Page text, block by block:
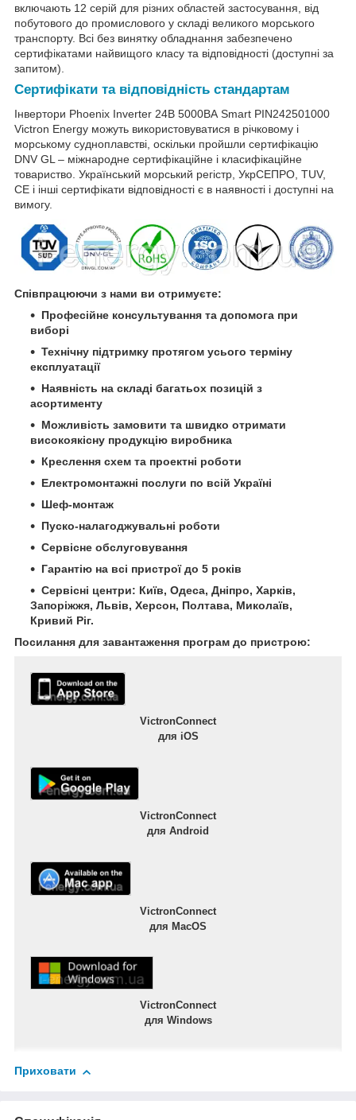
включають 12 серій для різних областей застосування, від
побутового до промислового у складі великого морського
транспорту. Всі без винятку обладнання забезпечено
сертифікатами найвищого класу та відповідності (доступні за
запитом).
Сертифікати та відповідність стандартам
Інвертори Phoenix Inverter 24В 5000ВА Smart PIN242501000
Victron Energy можуть використовуватися в річковому і
морському судноплавстві, оскільки пройшли сертифікацію
DNV GL – міжнародне сертифікаційне і класифікаційне
товариство. Український морський регістр, УкрСЕПРО, TUV,
CE і інші сертифікати відповідності є в наявності і доступні на
вимогу.
Співпрацюючи з нами ви отримуєте:
Професійне консультування та допомога при
виборі
Технічну підтримку протягом усього терміну
експлуатації
Наявність на складі багатьох позицій з
асортименту
Можливість замовити та швидко отримати
високоякісну продукцію виробника
Креслення схем та проектні роботи
Електромонтажні послуги по всій Україні
Шеф-монтаж
Пуско-налагоджувальні роботи
Сервісне обслуговування
Гарантію на всі пристрої до 5 років
Сервісні центри: Київ, Одеса, Дніпро, Харків,
Запоріжжя, Львів, Херсон, Полтава, Миколаїв,
Кривий Ріг.
Посилання для завантаження програм до пристрою:
VictronConnect
для iOS
VictronConnect
для Android
VictronConnect
для MacOS
VictronConnect
для Windows
Приховати